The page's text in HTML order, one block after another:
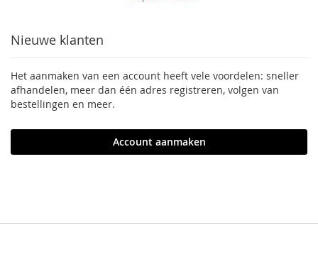
Nieuwe klanten
Het aanmaken van een account heeft vele voordelen: sneller
afhandelen, meer dan één adres registreren, volgen van
bestellingen en meer.
Account aanmaken